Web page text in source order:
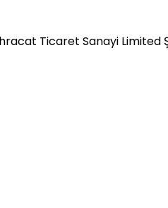
Ticaret Sanayi Limited